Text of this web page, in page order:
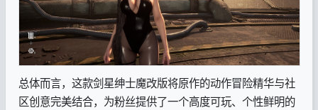
总体而言，这款剑星绅士魔改版将原作的动作冒险精华与社
区创意完美结合，为粉丝提供了一个高度可玩、个性鲜明的